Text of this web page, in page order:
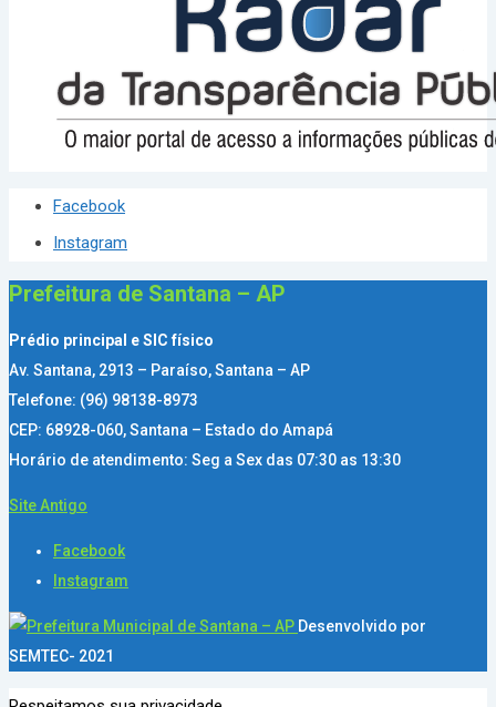
Facebook
Instagram
Prefeitura de Santana – AP
Prédio principal e SIC físico
Av. Santana, 2913 – Paraíso, Santana – AP
Telefone: (96) 98138-8973
CEP: 68928-060, Santana – Estado do Amapá
Horário de atendimento: Seg a Sex das 07:30 as 13:30
Site Antigo
Facebook
Instagram
Desenvolvido por
SEMTEC- 2021